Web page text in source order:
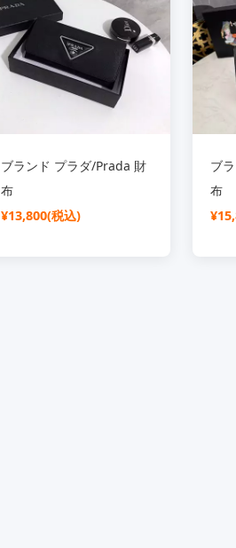
ブランド プラダ/Prada 財
布
¥13,800(税込)
ブ
布